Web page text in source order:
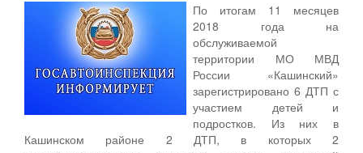
По итогам 11 месяцев
2018 года на
обслуживаемой
территории МО МВД
России «Кашинский»
зарегистрировано 6 ДТП с
участием детей и
подростков. Из них в
Кашинском районе 2 ДТП, в которых 2